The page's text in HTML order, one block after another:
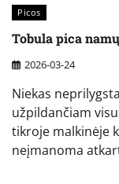
Picos
Tobula pica
2026-03-24
Niekas
užpildančiam
tikroje malkinėje
neįmanoma